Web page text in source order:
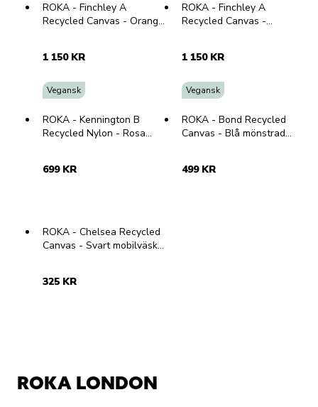
ROKA - Finchley A
Recycled Canvas - Orange
1 150 KR
ROKA - Finchley A
Recycled Canvas -
1 150 KR
Vegansk
ROKA - Kennington B
Recycled Nylon - Rosa
699 KR
Vegansk
ROKA - Bond Recycled
Canvas - Blå mönstrad
499 KR
ROKA - Chelsea Recycled
Canvas - Svart mobilväska
325 KR
ROKA LONDON